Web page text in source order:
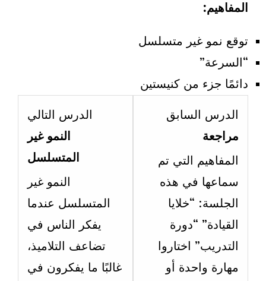
المفاهيم:
توقع نمو غير متسلسل
“السرعة”
دائمًا جزء من كنيستين
الدرس السابق
مراجعة
المفاهيم التي تم
سماعها في هذه
الجلسة: “خلايا
القيادة” “دورة
التدريب” اختاروا
مهارة واحدة أو
الاسبوع
الدرس التالي
النمو غير
المتسلسل
النمو غير
المتسلسل عندما
يفكر الناس في
تضاعف التلاميذ،
غالبًا ما يفكرون في